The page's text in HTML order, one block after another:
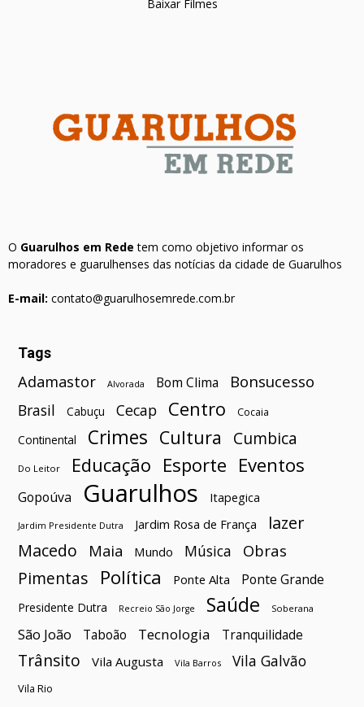
Baixar Filmes
O Guarulhos em Rede tem como objetivo informar os
moradores e guarulhenses das notícias da cidade de Guarulhos
E-mail: contato@guarulhosemrede.com.br
Tags
Adamastor Alvorada Bom Clima Bonsucesso
Brasil Cabuçu Cecap Centro Cocaia
Continental Crimes Cultura Cumbica
Do Leitor Educação Esporte Eventos
Gopoúva Guarulhos Itapegica
Jardim Presidente Dutra Jardim Rosa de França
lazer
Macedo
Maia Mundo Música Obras
Pimentas Política Ponte Alta Ponte Grande
Presidente Dutra Recreio São Jorge Saúde Soberana
São João Taboão Tecnologia Tranquilidade
Trânsito Vila Augusta Vila Barros Vila Galvão
Vila Rio